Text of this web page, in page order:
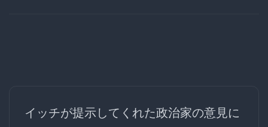
イッチが提示してくれた政治家の意見に